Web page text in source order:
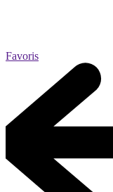
Favoris